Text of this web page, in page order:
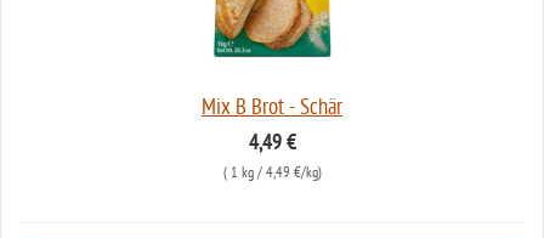
Mix B Brot - Schär
4,49 €
( 1 kg/ 4,49 €/kg)